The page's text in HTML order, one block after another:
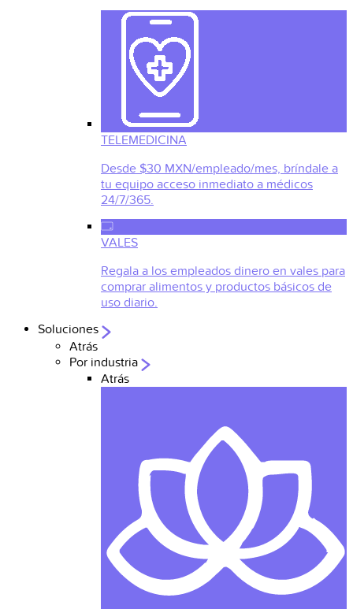
TELEMEDICINA
Desde $30 MXN/empleado/mes, bríndale a
tu equipo acceso inmediato a médicos
24/7/365.
VALES
Regala a los empleados dinero en vales para
comprar alimentos y productos básicos de
uso diario.
Soluciones
Atrás
Por industria
Atrás